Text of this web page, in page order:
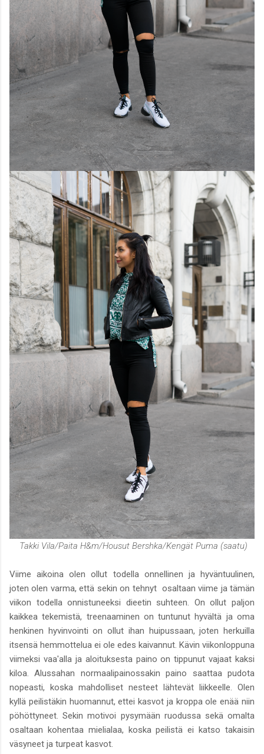
Takki Vila/Paita H&m/Housut Bershka/Kengät Puma (saatu)
Viime aikoina olen ollut todella onnellinen ja hyväntuulinen,
joten olen varma, että sekin on tehnyt osaltaan viime ja tämän
viikon todella onnistuneeksi dieetin suhteen. On ollut paljon
kaikkea tekemistä, treenaaminen on tuntunut hyvältä ja oma
henkinen hyvinvointi on ollut ihan huipussaan, joten herkuilla
itsensä hemmottelua ei ole edes kaivannut. Kävin viikonloppuna
viimeksi vaa'alla ja aloituksesta paino on tippunut vajaat kaksi
kiloa. Alussahan normaalipainossakin paino saattaa pudota
nopeasti, koska mahdolliset nesteet lähtevät liikkeelle. Olen
kyllä peilistäkin huomannut, ettei kasvot ja kroppa ole enää niin
pöhöttyneet. Sekin motivoi pysymään ruodussa sekä omalta
osaltaan kohentaa mielialaa, koska peilistä ei katso takaisin
väsyneet ja turpeat kasvot.